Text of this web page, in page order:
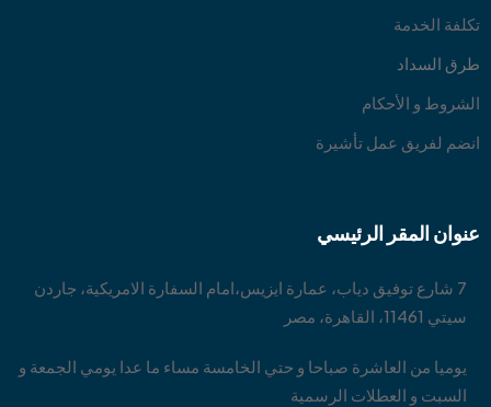
تكلفة الخدمة
طرق السداد
الشروط و الأحكام
انضم لفريق عمل تأشيرة
عنوان المقر الرئيسي
7 شارع توفيق دياب، عمارة ايزيس،امام السفارة الامريكية، جاردن
سيتي 11461، القاهرة، مصر
يوميا من العاشرة صباحا و حتي الخامسة مساء ما عدا يومي الجمعة و
السبت و العطلات الرسمية